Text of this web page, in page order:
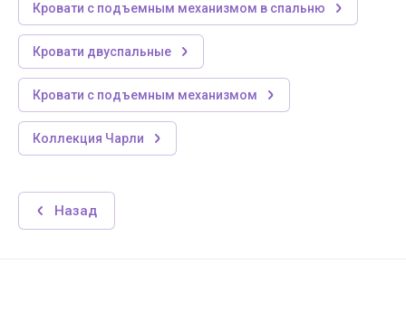
Кровати с подъемным механизмом в спальню
Кровати двуспальные
Кровати с подъемным механизмом
Коллекция Чарли
Назад